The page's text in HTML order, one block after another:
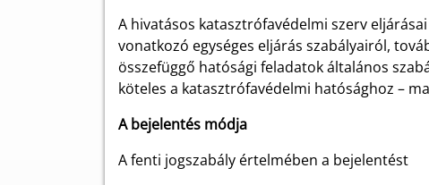
A hivatásos katasztrófavédelmi szerv
vonatkozó egységes eljárás szabályairól,
összefüggő hatósági feladatok általános
köteles a katasztrófavédelmi hatósághoz –
A bejelentés módja
A fenti jogszabály értelmében a bejelentést